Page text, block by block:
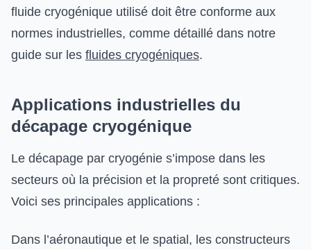
fluide cryogénique utilisé doit être conforme aux
normes industrielles, comme détaillé dans notre
guide sur les fluides cryogéniques.
Applications industrielles du
décapage cryogénique
Le décapage par cryogénie s’impose dans les
secteurs où la précision et la propreté sont critiques.
Voici ses principales applications :
Dans l’aéronautique et le spatial, les constructeurs